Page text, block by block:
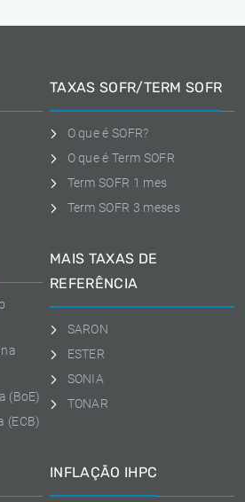
TAXAS SOFR/TERM SOFR
O que é SOFR?
O que é Term SOFR
Term SOFR 1 mes
Term SOFR 3 meses
(BoE)
(ECB)
MAIS TAXAS DE
REFERÊNCIA
SARON
ESTER
SONIA
TONAR
INFLAÇÃO IHPC